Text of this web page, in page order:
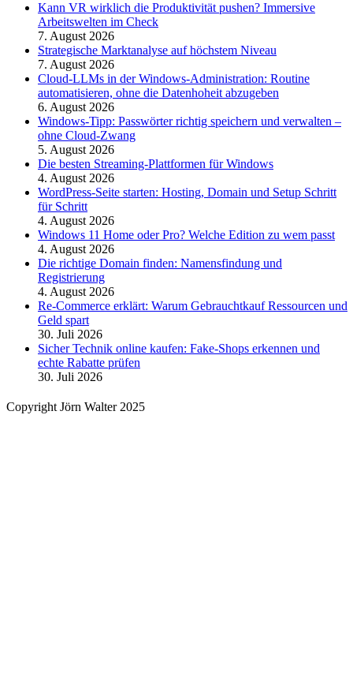
Kann VR wirklich die Produktivität pushen? Immersive
Arbeitswelten im Check
7. August 2026
Strategische Marktanalyse auf höchstem Niveau
7. August 2026
Cloud-LLMs in der Windows-Administration: Routine
automatisieren, ohne die Datenhoheit abzugeben
6. August 2026
Windows-Tipp: Passwörter richtig speichern und verwalten –
ohne Cloud-Zwang
5. August 2026
Die besten Streaming-Plattformen für Windows
4. August 2026
WordPress-Seite starten: Hosting, Domain und Setup Schritt
für Schritt
4. August 2026
Windows 11 Home oder Pro? Welche Edition zu wem passt
4. August 2026
Die richtige Domain finden: Namensfindung und
Registrierung
4. August 2026
Re-Commerce erklärt: Warum Gebrauchtkauf Ressourcen und
Geld spart
30. Juli 2026
Sicher Technik online kaufen: Fake-Shops erkennen und
echte Rabatte prüfen
30. Juli 2026
Copyright Jörn Walter 2025